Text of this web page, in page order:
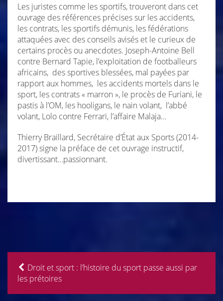
Les juristes comme les sportifs, trouveront dans cet
ouvrage des références précises sur les accidents,
les contrats, les sportifs démunis, les fédérations
attaquées avec des conseils avisés et le curieux de
certains procès ou anecdotes. Joseph-Antoine Bell
contre Bernard Tapie, l’exploitation de footballeurs
africains, des sportives blessées, mal payées par
rapport aux hommes, les accidents mortels dans le
sport, les contrats « marron », le procès de Furiani, le
pastis à l’OM, les hooligans, le nain volant, l’abbé
volant, Lolo contre Ferrari, l’affaire Malaja…
Thierry Braillard, Secrétaire d’État aux Sports (2014-
2017) signe la préface de cet ouvrage instructif,
divertissant…passionnant.
Droit et sport : l’histoire du sport passe aussi par
les prétoires